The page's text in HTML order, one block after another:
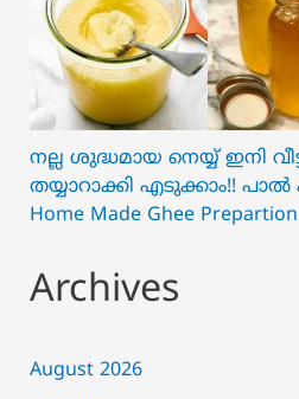
നല്ല ശുദ്ധമായ നെയ്യ് ഇനി
തയ്യാറാക്കി എടുക്കാം!! പാൽ
Home Made Ghee Prepartion
Archives
August 2026